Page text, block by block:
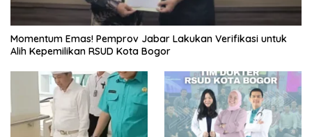
Momentum Emas! Pemprov Jabar Lakukan Verifikasi untuk
Alih Kepemilikan RSUD Kota Bogor